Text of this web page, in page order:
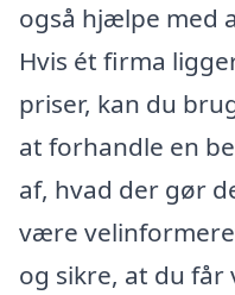
også hjælpe med
Hvis ét firma
priser, kan du
at forhandle en
af, hvad der gør
være
og sikre, at du